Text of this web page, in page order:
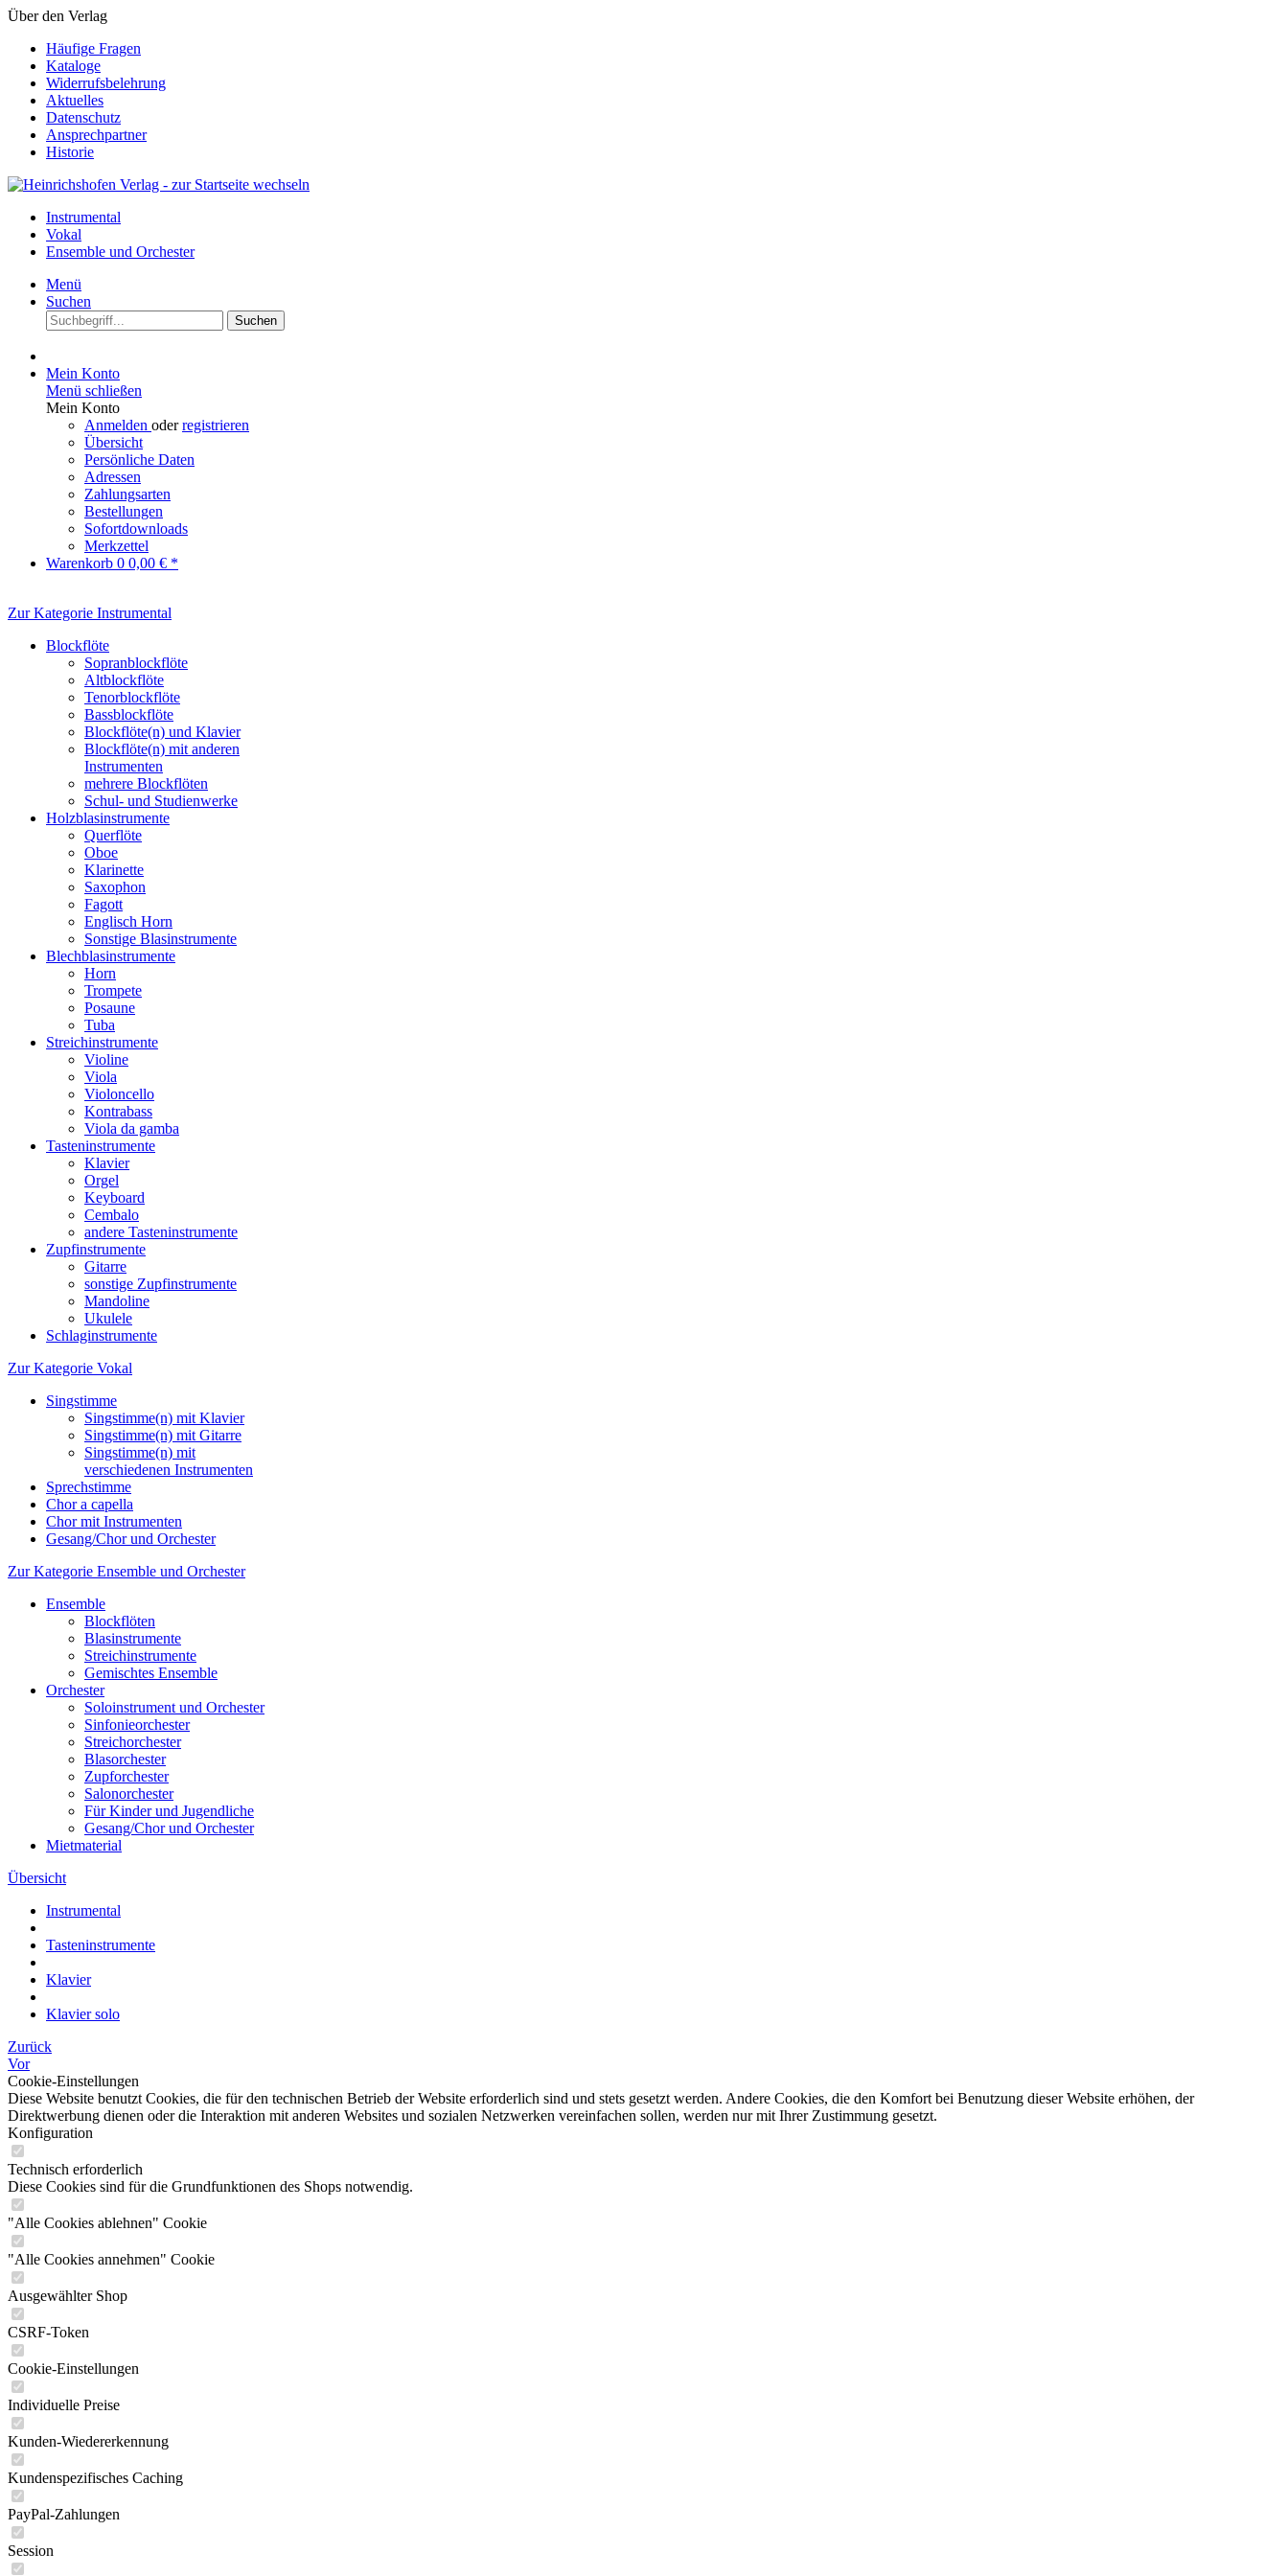
Über den Verlag
Häufige Fragen
Kataloge
Widerrufsbelehrung
Aktuelles
Datenschutz
Ansprechpartner
Historie
Instrumental
Vokal
Ensemble und Orchester
Menü
Suchen
Suchen
Mein Konto
Menü schließen
Mein Konto
Anmelden oderregistrieren
Übersicht
Persönliche Daten
Adressen
Zahlungsarten
Bestellungen
Sofortdownloads
Merkzettel
Warenkorb 0 0,00 € *
Zur Kategorie Instrumental
Blockflöte
Sopranblockflöte
Altblockflöte
Tenorblockflöte
Bassblockflöte
Blockflöte(n) und Klavier
Blockflöte(n) mit anderen
Instrumenten
mehrere Blockflöten
Schul- und Studienwerke
Holzblasinstrumente
Querflöte
Oboe
Klarinette
Saxophon
Fagott
Englisch Horn
Sonstige Blasinstrumente
Blechblasinstrumente
Horn
Trompete
Posaune
Tuba
Streichinstrumente
Violine
Viola
Violoncello
Kontrabass
Viola da gamba
Tasteninstrumente
Klavier
Orgel
Keyboard
Cembalo
andere Tasteninstrumente
Zupfinstrumente
Gitarre
sonstige Zupfinstrumente
Mandoline
Ukulele
Schlaginstrumente
Zur Kategorie Vokal
Singstimme
Singstimme(n) mit Klavier
Singstimme(n) mit Gitarre
Singstimme(n) mit
verschiedenen Instrumenten
Sprechstimme
Chor a capella
Chor mit Instrumenten
Gesang/Chor und Orchester
Zur Kategorie Ensemble und Orchester
Ensemble
Blockflöten
Blasinstrumente
Streichinstrumente
Gemischtes Ensemble
Orchester
Soloinstrument und Orchester
Sinfonieorchester
Streichorchester
Blasorchester
Zupforchester
Salonorchester
Für Kinder und Jugendliche
Gesang/Chor und Orchester
Mietmaterial
Übersicht
Instrumental
Tasteninstrumente
Klavier
Klavier solo
Zurück
Vor
Cookie-Einstellungen
Diese Website benutzt Cookies, die für den technischen Betrieb der Website erforderlich sind und stets gesetzt werden. Andere Cookies, die den Komfort bei Benutzung dieser Website erhöhen, der
Direktwerbung dienen oder die Interaktion mit anderen Websites und sozialen Netzwerken vereinfachen sollen, werden nur mit Ihrer Zustimmung gesetzt.
Konfiguration
Technisch erforderlich
Diese Cookies sind für die Grundfunktionen des Shops notwendig.
"Alle Cookies ablehnen" Cookie
"Alle Cookies annehmen" Cookie
Ausgewählter Shop
CSRF-Token
Cookie-Einstellungen
Individuelle Preise
Kunden-Wiedererkennung
Kundenspezifisches Caching
PayPal-Zahlungen
Session